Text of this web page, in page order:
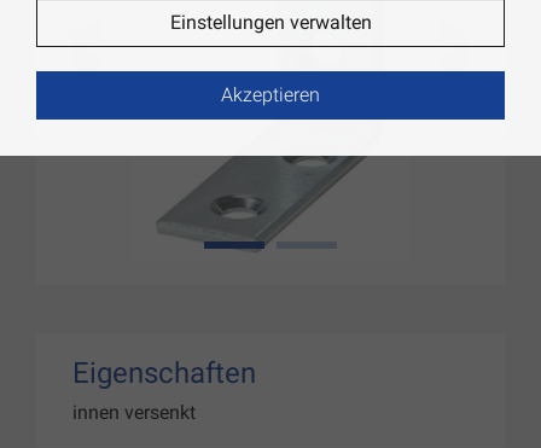
1
Eigenschaften
innen versenkt
Einstellungen verwalten
Akzeptieren